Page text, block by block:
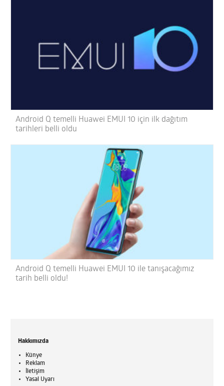
Android Q temelli Huawei EMUI 10 için ilk dağıtım
tarihleri belli oldu
Android Q temelli Huawei EMUI 10 ile tanışacağımız
tarih belli oldu!
Hakkımızda
Künye
Reklam
İletişim
Yasal Uyarı